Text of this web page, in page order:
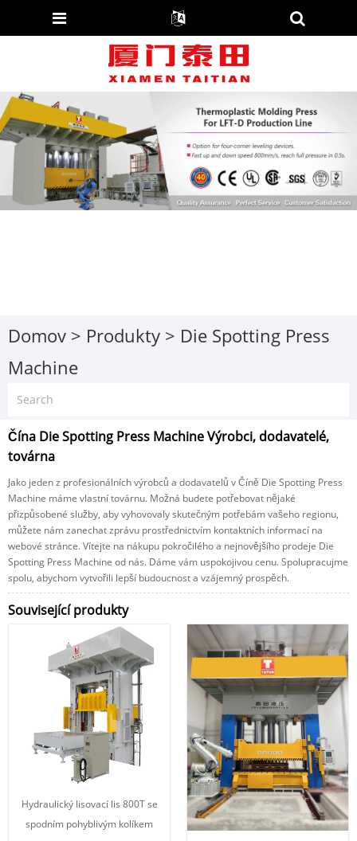
Domov > Produkty > Die Spotting Press
Machine
Čína Die Spotting Press Machine Výrobci, dodavatelé,
továrna
Jako jeden z profesionálních výrobců a dodavatelů v Číně Die Spotting Press
Machine máme vlastní továrnu. Možná budete potřebovat nějaké
přizpůsobené služby, aby vyhovovaly skutečným potřebám vašeho regionu,
můžete nám zanechat zprávu prostřednictvím kontaktních informací na
webové stránce. Vítejte na nákupu pokročilého a nejnovějšího prodeje Die
Spotting Press Machine od nás. Dáme vám uspokojivou cenu. Spolupracujme
spolu, abychom vytvořili lepší budoucnost a vzájemný prospěch.
Související produkty
Hydraulický lisovací lis 800T se
spodním pohyblivým kolíkem